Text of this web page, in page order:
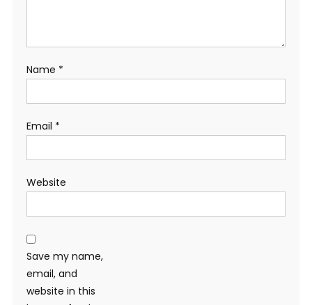
Name *
Email *
Website
Save my name,
email, and
website in this